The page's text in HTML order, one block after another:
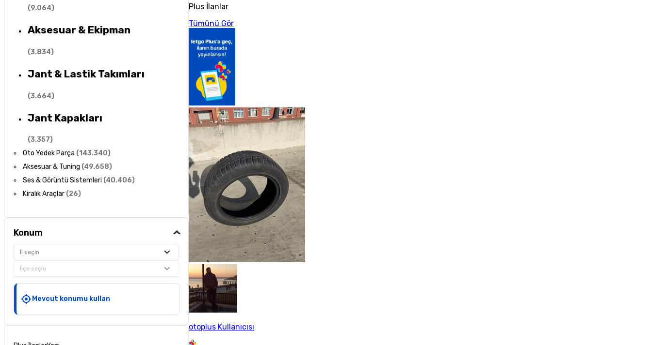
(9.064)
Aksesuar & Ekipman
(3.834)
Jant & Lastik Takımları
(3.664)
Jant Kapakları
(3.357)
Oto Yedek Parça (143.340)
Aksesuar & Tuning (49.658)
Ses & Görüntü Sistemleri (40.406)
Kiralık Araçlar (26)
Konum
İl seçin
İlçe seçin
Mevcut konumu kullan
Plus İlanlar
Tümünü Gör
otoplus Kullanıcısı